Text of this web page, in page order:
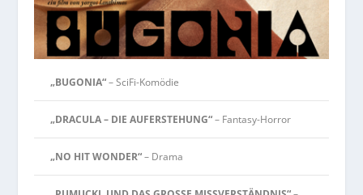
„BUGONIA“– SciFi-Komödie
„DRACULA – DIE AUFERSTEHUNG“– Fantasy-Horror
„NO HIT WONDER“– Drama